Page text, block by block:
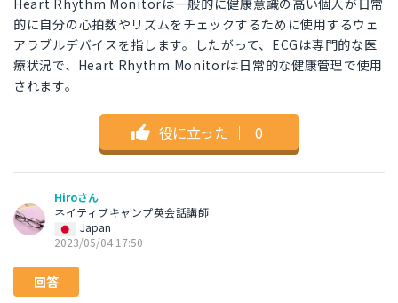
Heart Rhythm Monitorは一般的に健康意識の高い個人が日常
的に自分の心拍数やリズムをチェックするために使用するウェ
アラブルデバイスを指します。したがって、ECGは専門的な医
療状況で、Heart Rhythm Monitorは日常的な健康管理で使用
されます。
役に立った ｜ 0
Hiroさん
ネイティブキャンプ英会話講師
Japan
2023/05/04 17:50
回答